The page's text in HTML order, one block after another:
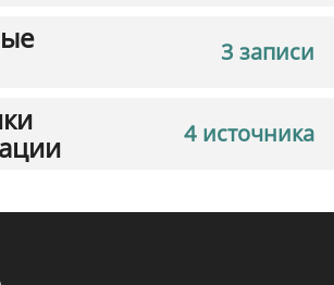
3 записи
4 источника